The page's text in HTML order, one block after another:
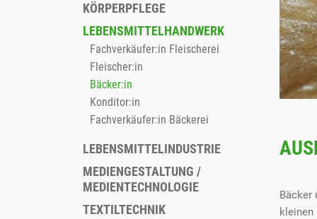
KÖRPERPFLEGE
LEBENSMITTELHANDWERK
Fachverkäufer:in Fleischerei
Fleischer:in
Bäcker:in
Konditor:in
Fachverkäufer:in Bäckerei
LEBENSMITTELINDUSTRIE
MEDIENGESTALTUNG /
MEDIENTECHNOLOGIE
TEXTILTECHNIK
Bäcker